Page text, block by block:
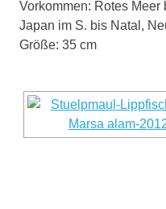
Vorkommen: Rotes
Japan im S. bis Natal,
Größe: 35 cm